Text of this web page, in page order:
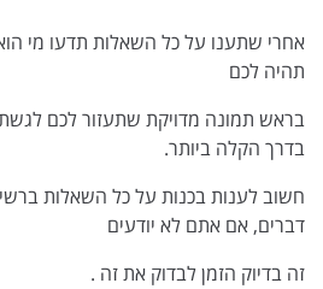
אחרי שתענו על כל השאלות תדעו מי
תהיה לכם
בראש תמונה מדויקת שתעזור לכם לגשת
בדרך הקלה ביותר.
חשוב לענות בכנות על כל השאלות
דברים, אם אתם לא יודעים
זה בדיוק הזמן לבדוק את זה .